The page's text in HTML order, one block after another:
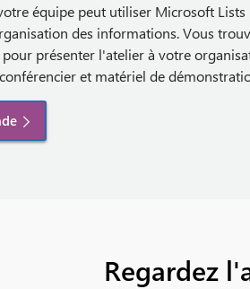
équipe peut utiliser Microsoft Lists
des informations. Vous
présenter l'atelier à votre
et matériel de
Regardez